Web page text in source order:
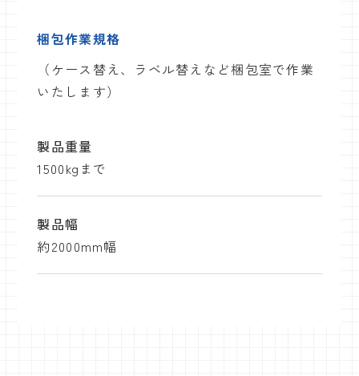
梱包作業規格
（ケース替え、ラベル替えなど梱包室で作業
いたします）
製品重量
1500kgまで
製品幅
約2000mm幅